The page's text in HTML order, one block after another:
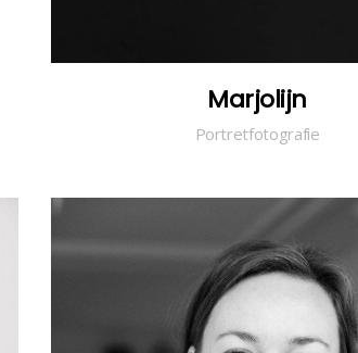
Marjolijn
Portretfotografie